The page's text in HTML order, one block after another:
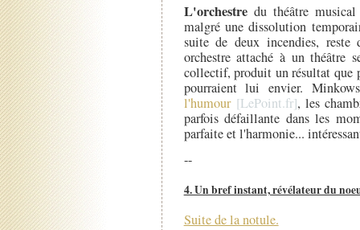
L'orchestredu théâtre musical
malgré une dissolution
suite de deux incendies,
orchestre attaché à un théâtre
collectif, produit un résultat que
pourraient lui envier.
l'humour
, les
parfois défaillante dans les
parfaite et l'harmonie...
--
4. Un bref instant, révélateur du
Suite de la notule.